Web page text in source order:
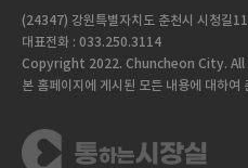
(24347) 강원특별자치도 춘천시 시청길
대표전화 : 033.250.3114
Copyright 2022. Chuncheon City.
본 홈페이지에 게시된 모든 내용에 대하